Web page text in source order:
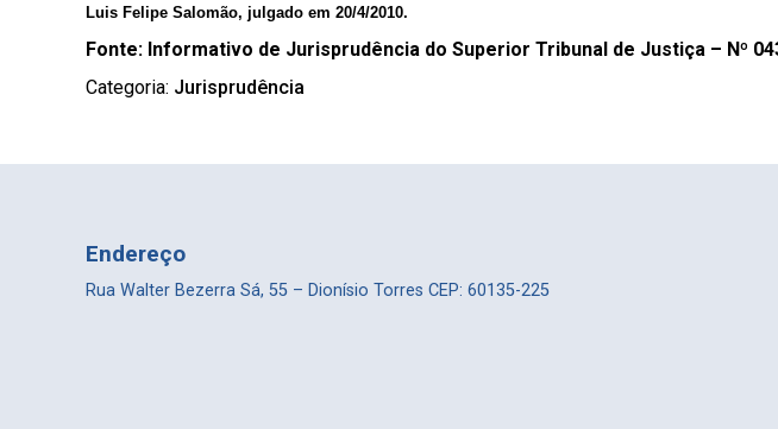
Luis Felipe Salomão, julgado em 20/4/2010.
Fonte: Informativo de Jurisprudência do Superior Tribunal de Justiça – Nº
Categoria: Jurisprudência
Endereço
Rua Walter Bezerra Sá, 55 – Dionísio Torres CEP: 60135-225